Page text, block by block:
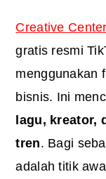
Creative Center
gratis resmi
menggunakan
bisnis. Ini
lagu, kreator,
tren. Bagi
adalah titik